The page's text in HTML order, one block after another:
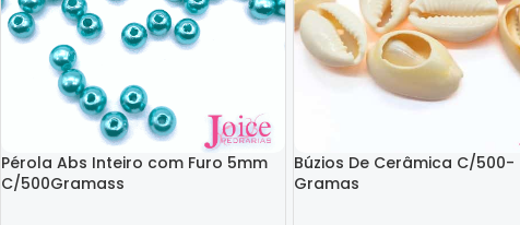
Pérola Abs Inteiro com Furo 5mm
C/500Gramass
Búzios De Cerâmica C/500-
Gramas